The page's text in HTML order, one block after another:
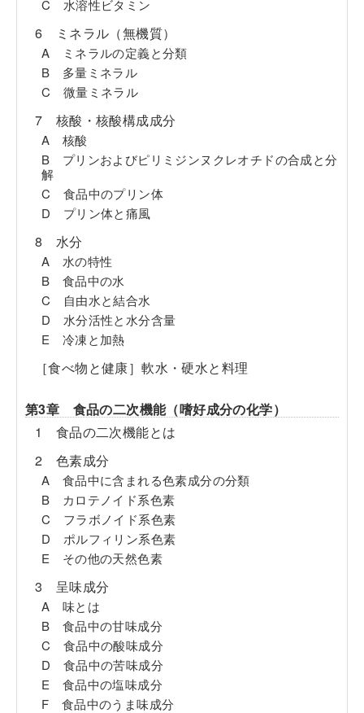
C 水溶性ビタミン
6 ミネラル（無機質）
A ミネラルの定義と分類
B 多量ミネラル
C 微量ミネラル
7 核酸・核酸構成成分
A 核酸
B プリンおよびピリミジンヌクレオチドの合成と分
解
C 食品中のプリン体
D プリン体と痛風
8 水分
A 水の特性
B 食品中の水
C 自由水と結合水
D 水分活性と水分含量
E 冷凍と加熱
［食べ物と健康］軟水・硬水と料理
第3章 食品の二次機能（嗜好成分の化学）
1 食品の二次機能とは
2 色素成分
A 食品中に含まれる色素成分の分類
B カロテノイド系色素
C フラボノイド系色素
D ポルフィリン系色素
E その他の天然色素
3 呈味成分
A 味とは
B 食品中の甘味成分
C 食品中の酸味成分
D 食品中の苦味成分
E 食品中の塩味成分
F 食品中のうま味成分